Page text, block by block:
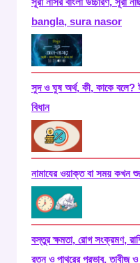
bangla, sura nasor
সুদ ও ঘুষ অর্থ, কী, কাকে বলে?
বিধান
নামাযের ওয়াক্ত বা সময় কখন
বস্তুর ক্ষমতা, রোগ সংক্রমণ,
রত্ন ও পাথরের প্রভাব, তাবীজ